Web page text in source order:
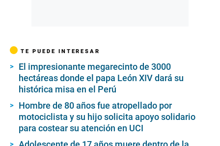
TE PUEDE INTERESAR
El impresionante megarecinto de 3000
hectáreas donde el papa León XIV dará su
histórica misa en el Perú
Hombre de 80 años fue atropellado por
motociclista y su hijo solicita apoyo solidario
para costear su atención en UCI